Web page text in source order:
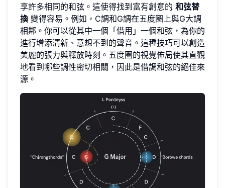
享許多相同的和弦。這使得找到富有創意的 和弦替
換 變得容易。例如，C調和G調在五度圈上與G大調
相鄰。你可以從其中一個「借用」一個和弦，為你的
進行增添清新、意想不到的聲音。這種技巧可以創造
美麗的張力與釋放時刻。五度圈的視覺佈局使其直觀
地看到哪些調性密切相關，因此是借調和弦的絕佳來
源。